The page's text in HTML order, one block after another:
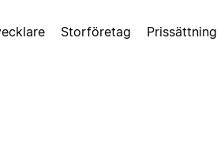
Storföretag Prissättning